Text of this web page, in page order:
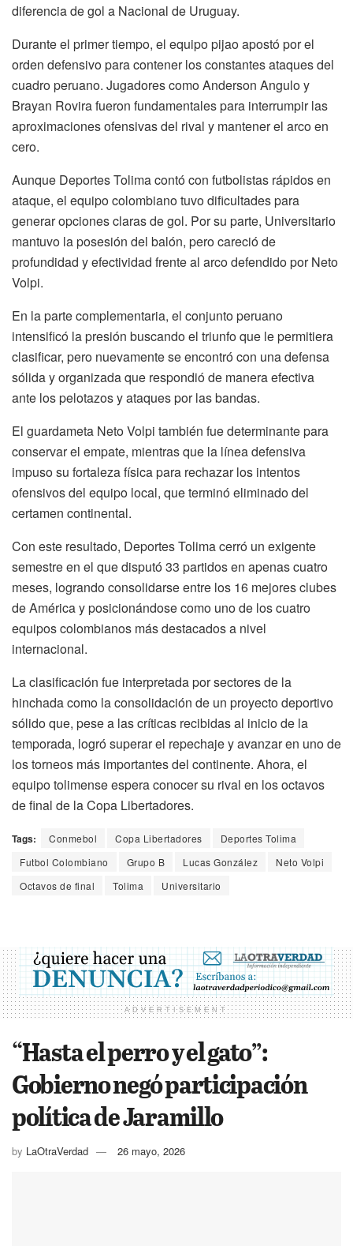
diferencia de gol a Nacional de Uruguay.
Durante el primer tiempo, el equipo pijao apostó por el
orden defensivo para contener los constantes ataques del
cuadro peruano. Jugadores como Anderson Angulo y
Brayan Rovira fueron fundamentales para interrumpir las
aproximaciones ofensivas del rival y mantener el arco en
cero.
Aunque Deportes Tolima contó con futbolistas rápidos en
ataque, el equipo colombiano tuvo dificultades para
generar opciones claras de gol. Por su parte, Universitario
mantuvo la posesión del balón, pero careció de
profundidad y efectividad frente al arco defendido por Neto
Volpi.
En la parte complementaria, el conjunto peruano
intensificó la presión buscando el triunfo que le permitiera
clasificar, pero nuevamente se encontró con una defensa
sólida y organizada que respondió de manera efectiva
ante los pelotazos y ataques por las bandas.
El guardameta Neto Volpi también fue determinante para
conservar el empate, mientras que la línea defensiva
impuso su fortaleza física para rechazar los intentos
ofensivos del equipo local, que terminó eliminado del
certamen continental.
Con este resultado, Deportes Tolima cerró un exigente
semestre en el que disputó 33 partidos en apenas cuatro
meses, logrando consolidarse entre los 16 mejores clubes
de América y posicionándose como uno de los cuatro
equipos colombianos más destacados a nivel
internacional.
La clasificación fue interpretada por sectores de la
hinchada como la consolidación de un proyecto deportivo
sólido que, pese a las críticas recibidas al inicio de la
temporada, logró superar el repechaje y avanzar en uno de
los torneos más importantes del continente. Ahora, el
equipo tolimense espera conocer su rival en los octavos
de final de la Copa Libertadores.
Tags: Conmebol Copa Libertadores
Deportes Tolima
Futbol Colombiano
Grupo B Lucas González
Neto Volpi
Octavos de final
Tolima Universitario
ADVERTISEMENT
“Hasta el perro y el gato”:
Gobierno negó participación
política de Jaramillo
by LaOtraVerdad 26 mayo, 2026